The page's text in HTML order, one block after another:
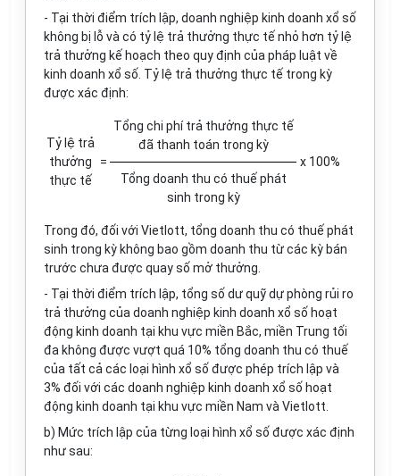
- Tại thời điểm trích lập, doanh nghiệp kinh doanh xổ số
không bị lỗ và có tỷ lệ trả thưởng thực tế nhỏ hơn tỷ lệ
trả thưởng kế hoạch theo quyđịnh của pháp luật về
kinh doanh xổ số. Tỷ lệ trả thưởng thực tế trong kỳ
được xác định:
Tỷ lệ trả
thưởng
thực tế
=
Tổng chi phí trả thưởng thực tế
đã thanh toán trong kỳ
x 100%
Tổng doanh thu có thuế phát
sinh trong kỳ
Trong đó, đối với Vietlott, tổng doanh thu có thuế phát
sinh trong kỳ không bao gồm doanh thu từ các kỳ bán
trước chưa được quay số mở thưởng.
- Tại thời điểm trích lập, tổng số dư quỹ dự phòng rủi ro
trả thưởng của doanh nghiệp kinh doanh xổ số hoạt
động kinh doanh tại khu vực miền Bắc, miền Trung tối
đa không được vượt quá 10% tổng doanh thu có thuế
của tất cả các loại hình xổ số được phép trích lập và
3% đối với các doanh nghiệp kinh doanh xổ số hoạt
động kinh doanh tại khu vực miền Nam và Vietlott.
b) Mức trích lập của từng loại hình xổ số được xác định
như sau: